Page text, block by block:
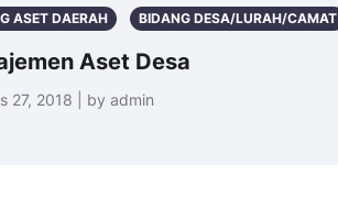
ASET DAERAH BIDANG DESA/LURAH/CAMAT
Aset Desa
27, 2018 | by admin